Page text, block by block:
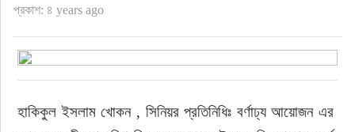
নিউইয়র্ক
ইউরোপ
প্রকাশ: ৪ years ago
হাকিকুল ইসলাম খোকন , সিনিয়র প্রতিনিধিঃ বর্ণাঢ্য আয়োজন এর